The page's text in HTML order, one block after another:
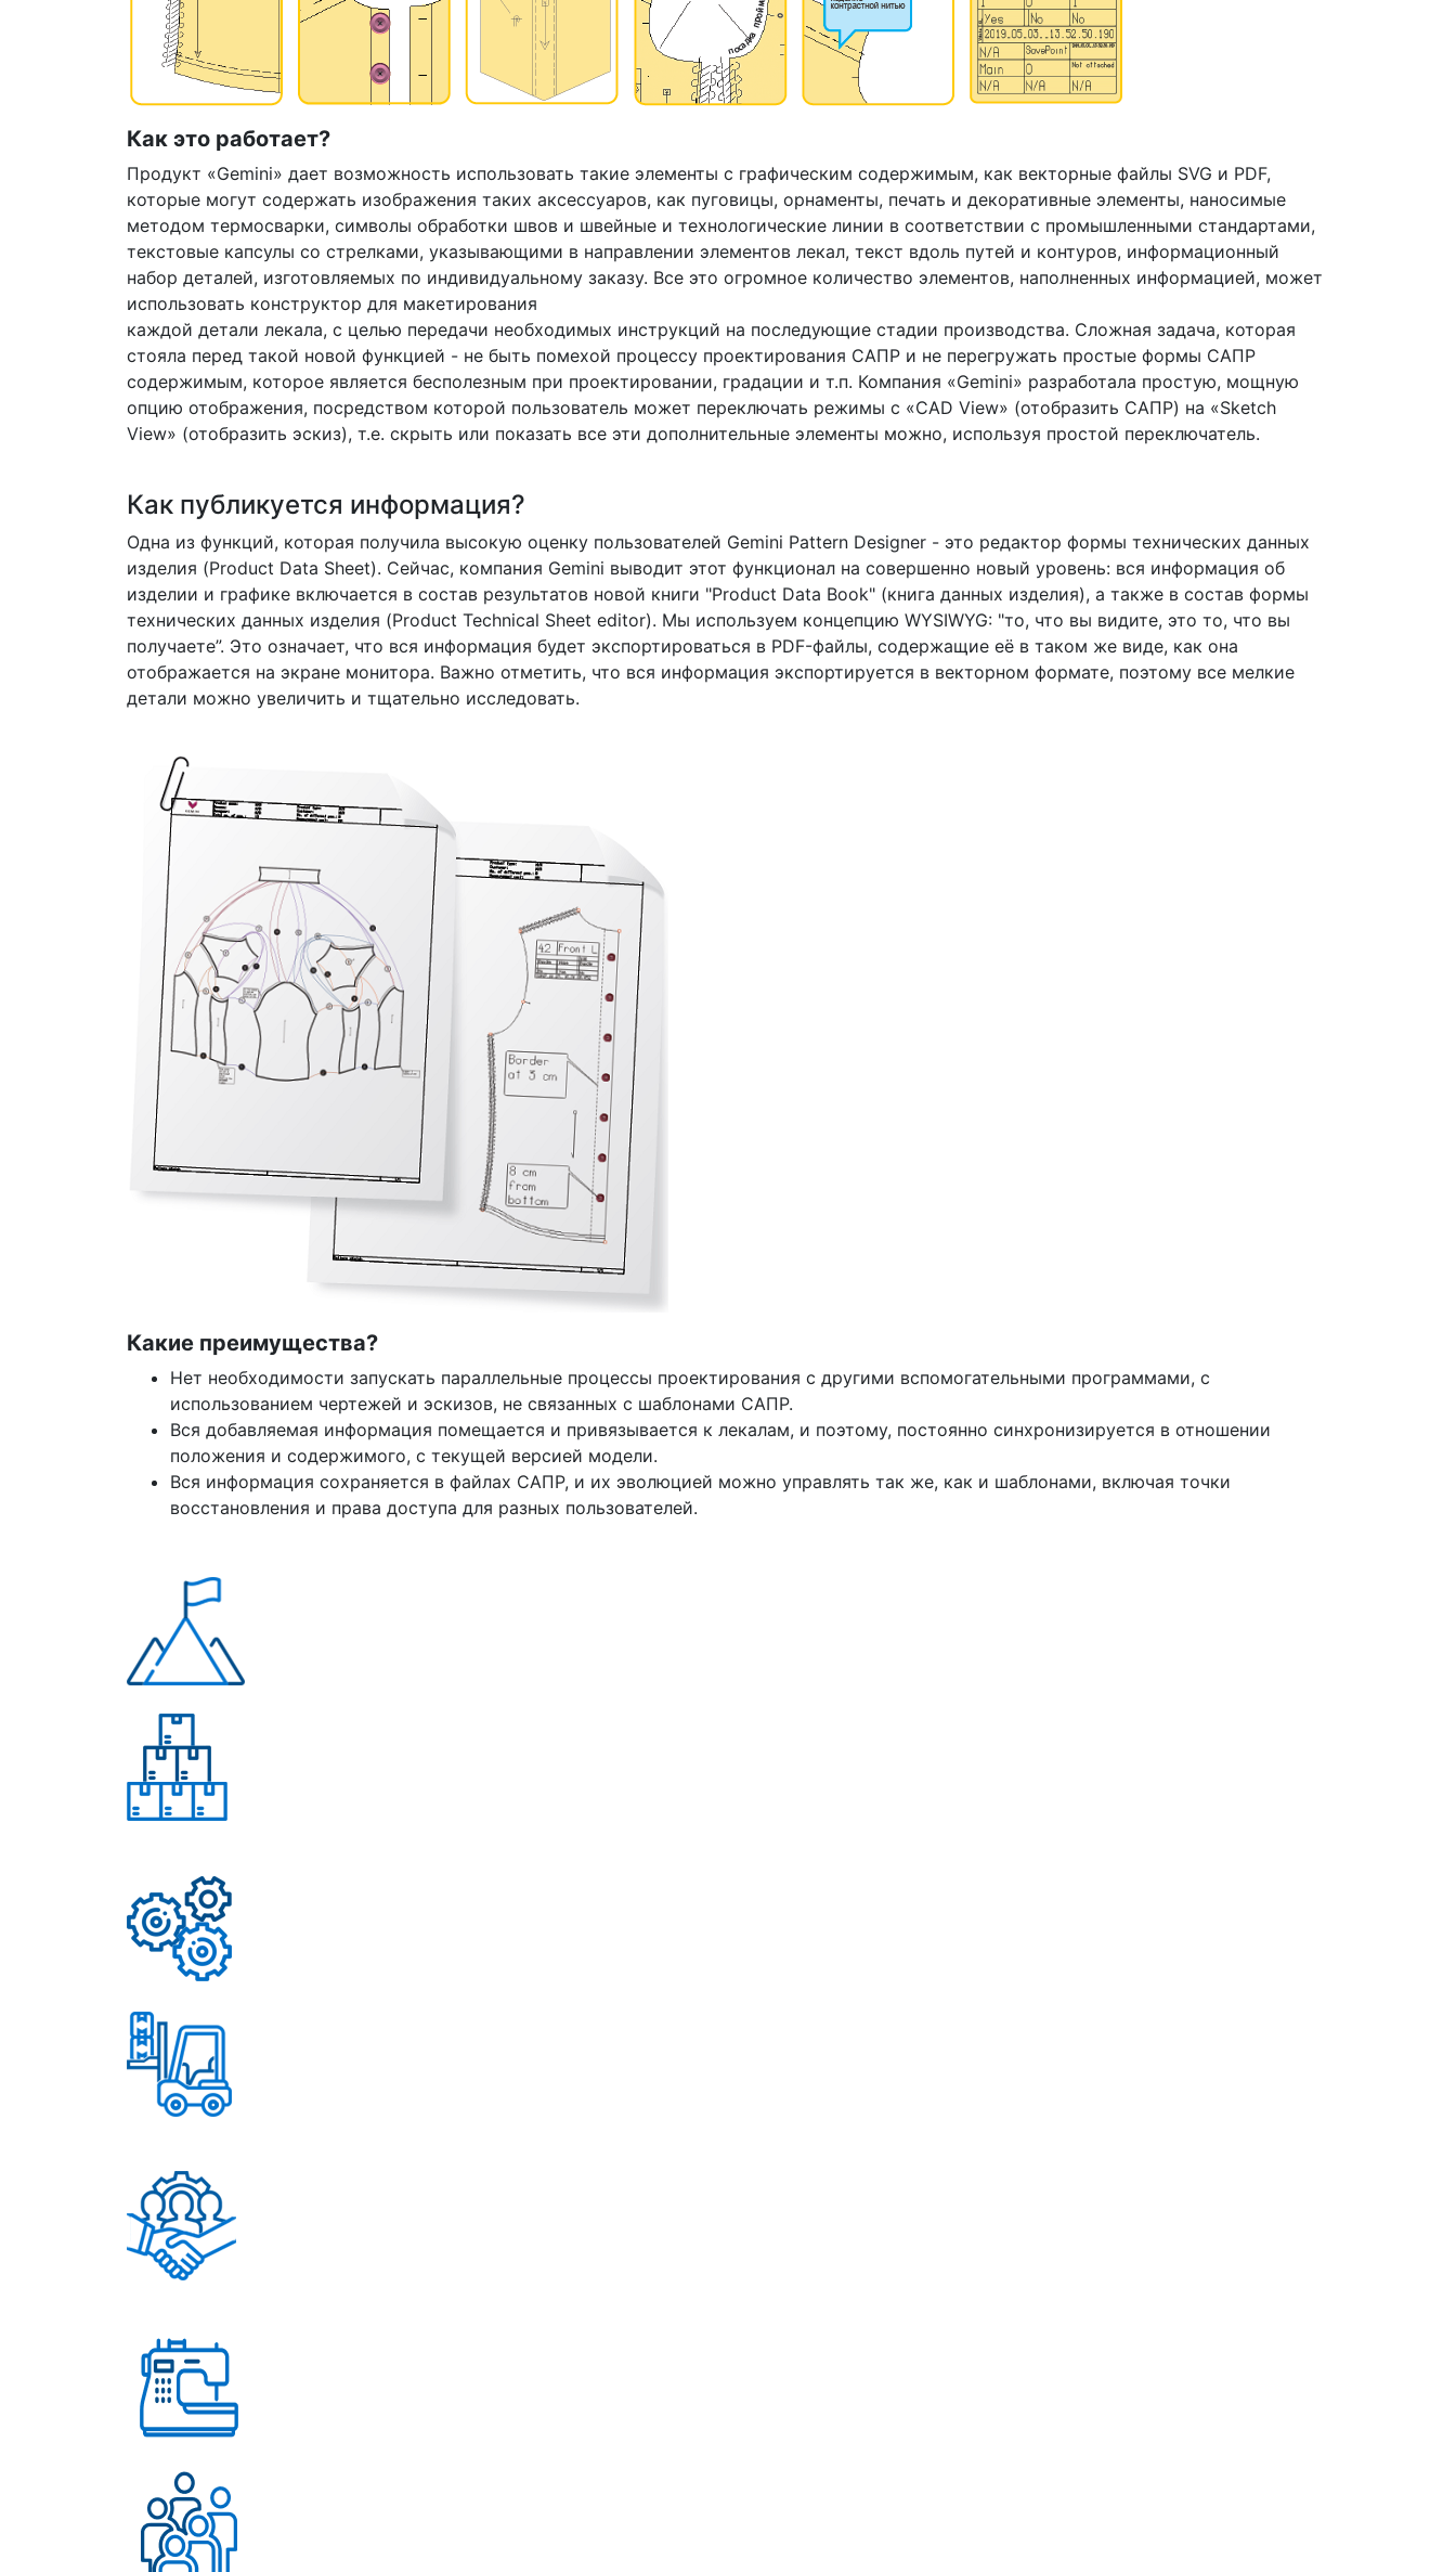
Как это работает?
Продукт «Gemini» дает возможность использовать такие элементы с графическим содержимым, как векторные файлы SVG и PDF,
которые могут содержать изображения таких аксессуаров, как пуговицы, орнаменты, печать и декоративные элементы, наносимые
методом термосварки, символы обработки швов и швейные и технологические линии в соответствии с промышленными стандартами,
текстовые капсулы со стрелками, указывающими в направлении элементов лекал, текст вдоль путей и контуров, информационный
набор деталей, изготовляемых по индивидуальному заказу. Все это огромное количество элементов, наполненных информацией, может
использовать конструктор для макетирования
каждой детали лекала, с целью передачи необходимых инструкций на последующие стадии производства. Сложная задача, которая
стояла перед такой новой функцией - не быть помехой процессу проектирования САПР и не перегружать простые формы САПР
содержимым, которое является бесполезным при проектировании, градации и т.п. Компания «Gemini» разработала простую, мощную
опцию отображения, посредством которой пользователь может переключать режимы с «CAD View» (отобразить САПР) на «Sketch
View» (отобразить эскиз), т.е. скрыть или показать все эти дополнительные элементы можно, используя простой переключатель.
Как публикуется информация?
Одна из функций, которая получила высокую оценку пользователей Gemini Pattern Designer - это редактор формы технических данных
изделия (Product Data Sheet). Сейчас, компания Gemini выводит этот функционал на совершенно новый уровень: вся информация об
изделии и графике включается в состав результатов новой книги "Product Data Book" (книга данных изделия), а также в состав формы
технических данных изделия (Product Technical Sheet editor). Мы используем концепцию WYSIWYG: "то, что вы видите, это то, что вы
получаете”. Это означает, что вся информация будет экспортироваться в PDF-файлы, содержащие её в таком же виде, как она
отображается на экране монитора. Важно отметить, что вся информация экспортируется в векторном формате, поэтому все мелкие
детали можно увеличить и тщательно исследовать.
Какие преимущества?
Нет необходимости запускать параллельные процессы проектирования с другими вспомогательными программами, с
использованием чертежей и эскизов, не связанных с шаблонами САПР.
Вся добавляемая информация помещается и привязывается к лекалам, и поэтому, постоянно синхронизируется в отношении
положения и содержимого, с текущей версией модели.
Вся информация сохраняется в файлах САПР, и их эволюцией можно управлять так же, как и шаблонами, включая точки
восстановления и права доступа для разных пользователей.